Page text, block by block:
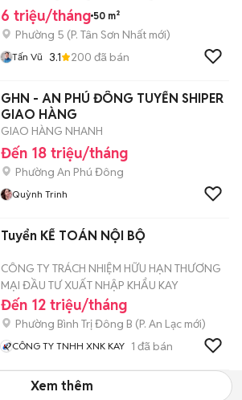
6 triệu/tháng 50 m²
Phường 5 (P. Tân Sơn Nhất mới)
Tấn Vũ 3.1 200 đã bán
GHN - AN PHÚ ĐÔNG TUYỂN SHIPER
GIAO HÀNG
GIAO HÀNG NHANH
Đến 18 triệu/tháng
Phường An Phú Đông
Quỳnh Trinh
Tuyển KẾ TOÁN NỘI BỘ
CÔNG TY TRÁCH NHIỆM HỮU HẠN THƯƠNG
MẠI ĐẦU TƯ XUẤT NHẬP KHẨU KAY
Đến 12 triệu/tháng
Phường Bình Trị Đông B (P. An Lạc mới)
CÔNG TY TNHH XNK KAY 1 đã bán
Xem thêm